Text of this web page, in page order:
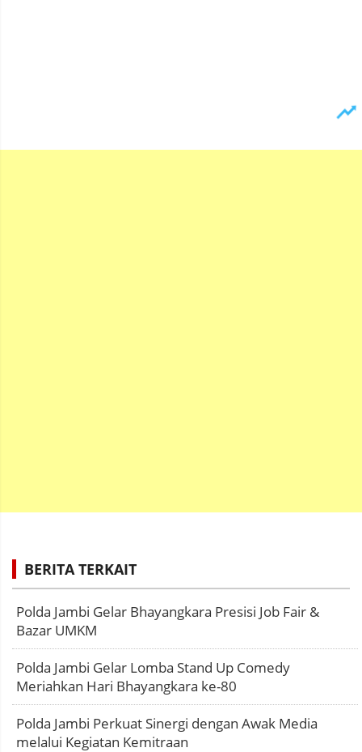
BERITA TERKAIT
Polda Jambi Gelar Bhayangkara Presisi Job Fair &
Bazar UMKM
Polda Jambi Gelar Lomba Stand Up Comedy
Meriahkan Hari Bhayangkara ke-80
Polda Jambi Perkuat Sinergi dengan Awak Media
melalui Kegiatan Kemitraan